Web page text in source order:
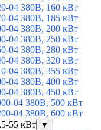
04 380В, 160 кВт
04 380В, 185 кВт
04 380В, 200 кВт
04 380В, 250 кВт
04 380В, 280 кВт
04 380В, 320 кВт
04 380В, 355 кВт
04 380В, 400 кВт
04 380В, 450 кВт
04 380В, 500 кВт
04 380В, 600 кВт
55 кВт
▼